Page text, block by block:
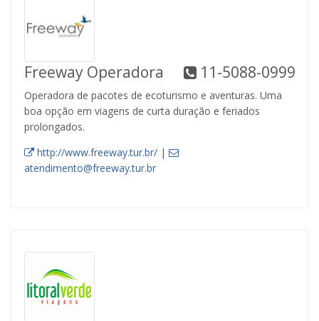
Freeway Operadora 11-5088-0999
Operadora de pacotes de ecoturismo e aventuras. Uma
boa opção em viagens de curta duração e feriados
prolongados.
http://www.freeway.tur.br/|
atendimento@freeway.tur.br